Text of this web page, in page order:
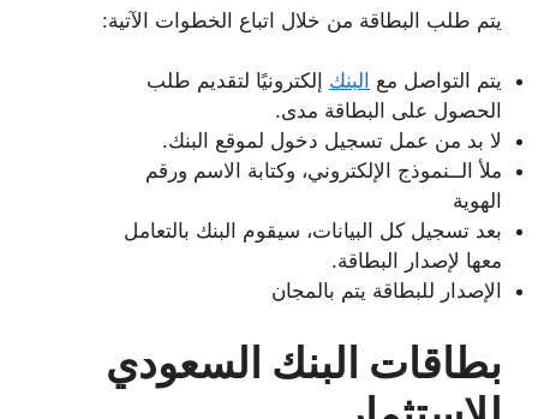
يتم طلب البطاقة من خلال اتباع الخطوات الآتية:
يتم التواصل مع البنك إلكترونيًا لتقديم طلب
الحصول على البطاقة مدى.
لا بد من عمل تسجيل دخول لموقع البنك.
ملأ الــنموذج الإلكتروني، وكتابة الاسم ورقم
الهوية
بعد تسجيل كل البيانات، سيقوم البنك بالتعامل
معها لإصدار البطاقة.
الإصدار للبطاقة يتم بالمجان
بطاقات البنك السعودي